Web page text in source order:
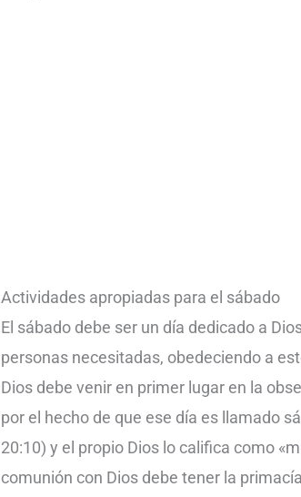
Actividades apropiadas para el sábado
El sábado debe ser un día dedicado a
personas necesitadas, obedeciendo a
Dios debe venir en primer lugar en la
por el hecho de que ese día es llamado
20:10) y el propio Dios lo califica como
comunión con Dios debe tener la